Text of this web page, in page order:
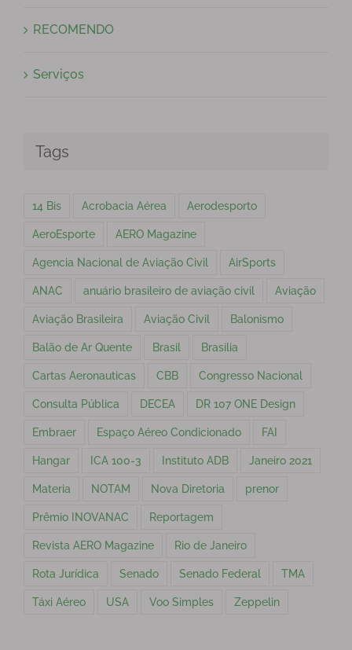
RECOMENDO
Serviços
Tags
14 Bis Acrobacia Aérea Aerodesporto
AeroEsporte AERO Magazine
Agencia Nacional de Aviação Civil AirSports
ANAC anuário brasileiro de aviação civil Aviação
Aviação Brasileira Aviação Civil Balonismo
Balão de Ar Quente Brasil Brasilia
Cartas Aeronauticas CBB Congresso Nacional
Consulta Pública DECEA DR 107 ONE Design
Embraer Espaço Aéreo Condicionado FAI
Hangar ICA 100-3 Instituto ADB Janeiro 2021
Materia NOTAM Nova Diretoria prenor
Prêmio INOVANAC Reportagem
Revista AERO Magazine Rio de Janeiro
Rota Jurídica Senado Senado Federal TMA
Táxi Aéreo USA Voo Simples Zeppelin